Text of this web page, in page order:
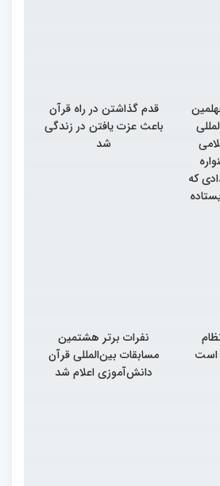
که
قدم گذاشتن در راه قرآن
باعث عزت یافتن در زندگی
شد
است
نفرات برتر هشتمین
مسابقات بین‌المللی قرآن
دانش‌آموزی اعلام شد